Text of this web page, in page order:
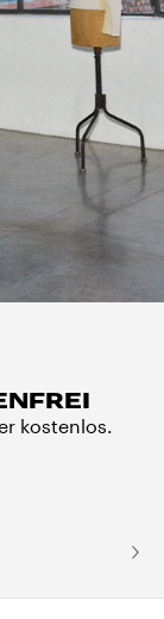
kostenlos.